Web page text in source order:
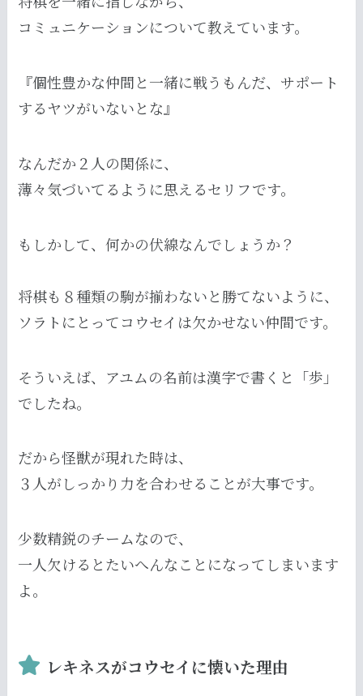
コミュニケーションについて教えています。
『個性豊かな仲間と一緒に戦うもんだ、サポート
するヤツがいないとな』
なんだか２人の関係に、
薄々気づいてるように思えるセリフです。
もしかして、何かの伏線なんでしょうか？
将棋も８種類の駒が揃わないと勝てないように、
ソラトにとってコウセイは欠かせない仲間です。
そういえば、アユムの名前は漢字で書くと「歩」
でしたね。
だから怪獣が現れた時は、
３人がしっかり力を合わせることが大事です。
少数精鋭のチームなので、
一人欠けるとたいへんなことになってしまいます
よ。
レキネスがコウセイに懐いた理由